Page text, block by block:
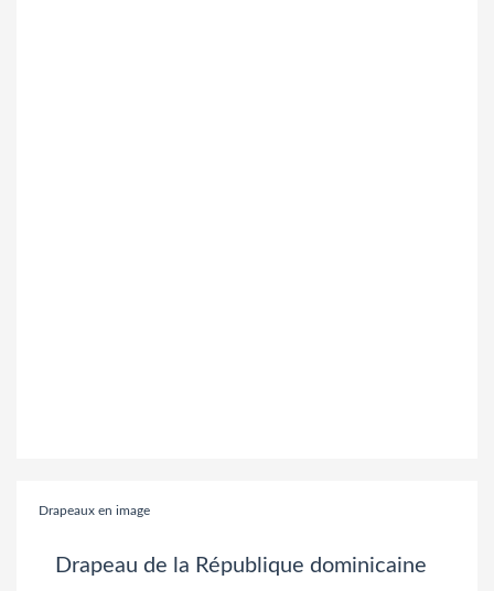
Drapeaux en image
Drapeau de la République dominicaine